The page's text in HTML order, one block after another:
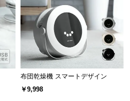
布団乾燥機 スマートデザイン
￥9,998